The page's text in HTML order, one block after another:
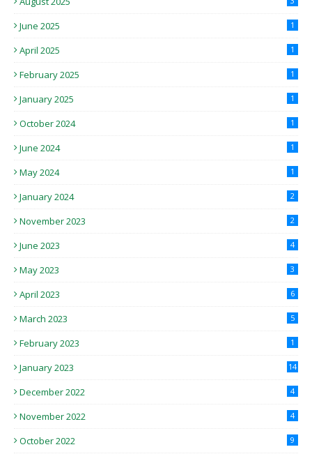
June 2025 1
April 2025 1
February 2025 1
January 2025 1
October 2024 1
June 2024 1
May 2024 1
January 2024 2
November 2023 2
June 2023 4
May 2023 3
April 2023 6
March 2023 5
February 2023 1
January 2023 14
December 2022 4
November 2022 4
October 2022 9